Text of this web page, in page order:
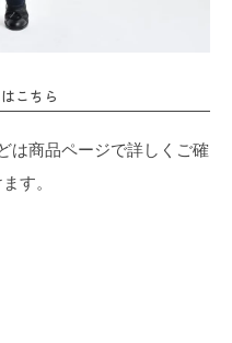
こちら
は商品ページで詳しくご確
す。